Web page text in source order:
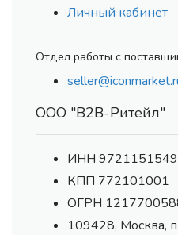
Личный кабинет
Отдел работы с
ООО "В2В-Ритейл"
ИНН 9721151549
КПП 772101001
ОГРН
109428, Москва,